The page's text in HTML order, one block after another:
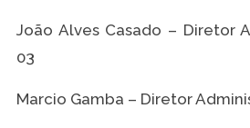
João Alves Casado – Diretor
03
Marcio Gamba – Diretor